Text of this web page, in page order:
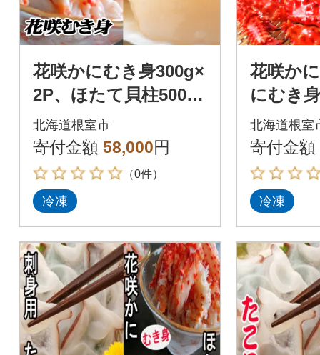
花咲かにむき身300g×
2P、ほたて貝柱500g×
2P D-76006
北海道根室市
寄付金額 58,000円
（0件）
冷凍
花咲か
にむき
ほたて
-76002
北海道根室
寄付金額
冷凍